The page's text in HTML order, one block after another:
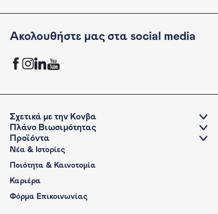
Ακολουθήστε μας στα social media
KONVA Facebook channel
KONVA Instagram channel
KONVA LinkedIn account
KONVA YouTube Channel
Σχετικά με την Κονβα
Πλάνο Βιωσιμότητας
Προϊόντα
Νέα & Ιστορίες
Ποιότητα & Καινοτομία
Καριέρα
Φόρμα Επικοινωνίας